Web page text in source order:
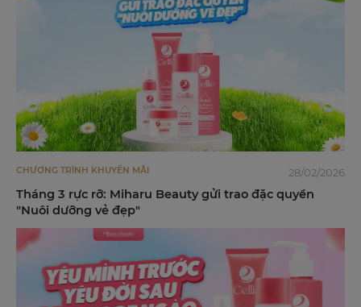
CHƯƠNG TRÌNH KHUYẾN MÃI 28/02/2026
Tháng 3 rực rỡ: Miharu Beauty gửi trao đặc quyền
"Nuôi dưỡng vẻ đẹp"